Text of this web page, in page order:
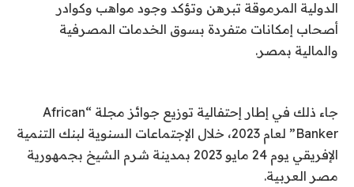
الدولية المرموقة تبرهن وتؤكد وجود مواهب وكوادر
أصحاب إمكانات متفردة بسوق الخدمات المصرفية
والمالية بمصر.
جاء ذلك في إطار إحتفالية توزيع جوائز مجلة “African
Banker
” لعام 2023، خلال الإجتماعات السنوية لبنك التنمية
الإفريقي يوم 24 مايو 2023 بمدينة شرم الشيخ بجمهورية
مصر العربية.